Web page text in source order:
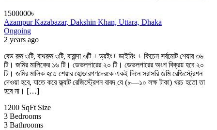
1500000৳
Azampur Kazabazar, Dakshin Khan, Uttara, Dhaka
Ongoing
2 years ago
বেড রুম ৩টি, বাথরুম ৩টি, বারান্দা ৩টি + ড্রইং+ ডাইনিং + কিচেন সর্বমোট শেয়ার ৩৬
টি। জমির মালিকের ১৬ টি। ডেভলপারের ২০ টি। ডেভলপারের অংশ বিক্রয় হবে ২০
টি। জমির মালিক হতে শেয়ার হোল্ডারগণদেরকে একই দিনে সরাসরি জমি রেজিস্ট্রেশন
দেওয়া হবে, যাতে করে ফ্ল্যাট রেজিস্ট্রেশন বাবদ যে (৮—১০ লক্ষ টাকা) খরচ হতো তা
হবে না। […]
1200 SqFt Size
3 Bedrooms
3 Bathrooms